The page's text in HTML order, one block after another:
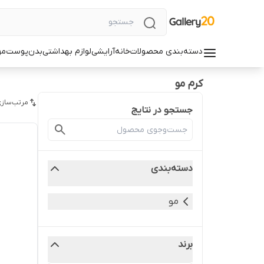
دسته‌بندی محصولاتخانهآرایشیلوازم بهداشتیبدنپوست
کرم مو
جستجو در نتایج
دسته‌بندی
مو
برند